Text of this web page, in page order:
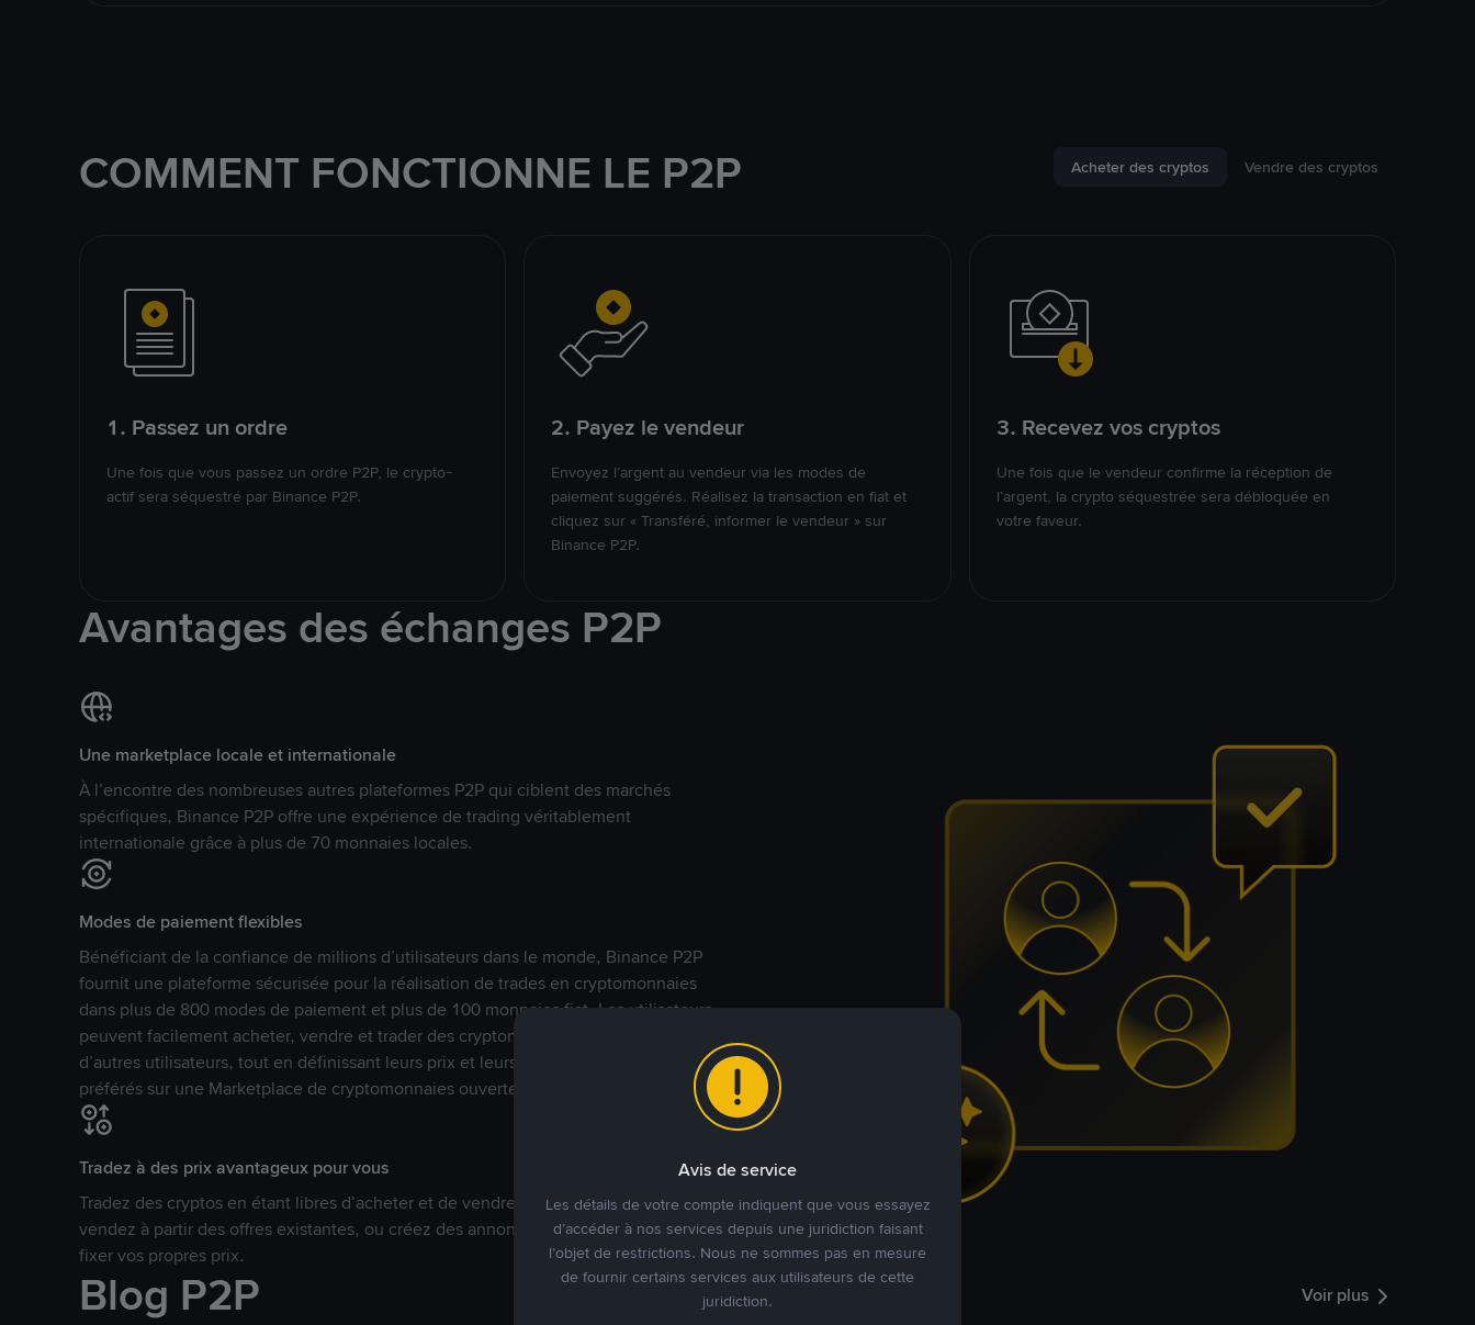
COMMENT FONCTIONNE LE P2P Acheter des cryptos Vendre des cryptos
1. Passez un ordre
Une fois que vous passez un ordre P2P, le crypto-
actif sera séquestré par Binance P2P.
2. Payez le vendeur
Envoyez l’argent au vendeur via les modes de
paiement suggérés. Réalisez la transaction en fiat et
cliquez sur « Transféré, informer le vendeur » sur
Binance P2P.
3. Recevez vos cryptos
Une fois que le vendeur confirme la réception de
l’argent, la crypto séquestrée sera débloquée en
votre faveur.
Avantages des échanges P2P
Une marketplace locale et internationale
À l’encontre des nombreuses autres plateformes P2P qui ciblent des marchés
spécifiques, Binance P2P offre une expérience de trading véritablement
internationale grâce à plus de 70 monnaies locales.
Modes de paiement flexibles
Bénéficiant de la confiance de millions d’utilisateurs dans le monde, Binance P2P
fournit une plateforme sécurisée pour la réalisation de trades en cryptomonnaies
dans plus de 800 modes de paiement et plus de 100 monnaies fiat. Les utilisateurs
peuvent facilement acheter, vendre et trader des cryptomonnaies directement avec
d’autres utilisateurs, tout en définissant leurs prix et leurs modes de paiement
préférés sur une Marketplace de cryptomonnaies ouverte.
Tradez à des prix avantageux pour vous
Tradez des cryptos en étant libres d’acheter et de vendre à votre prix. Achetez ou
vendez à partir des offres existantes, ou créez des annonces commerciales pour
fixer vos propres prix.
Blog P2P Voir plus
Avis de service
Les détails de votre compte indiquent que vous essayez
d’accéder à nos services depuis une juridiction faisant
l’objet de restrictions. Nous ne sommes pas en mesure
de fournir certains services aux utilisateurs de cette
juridiction.